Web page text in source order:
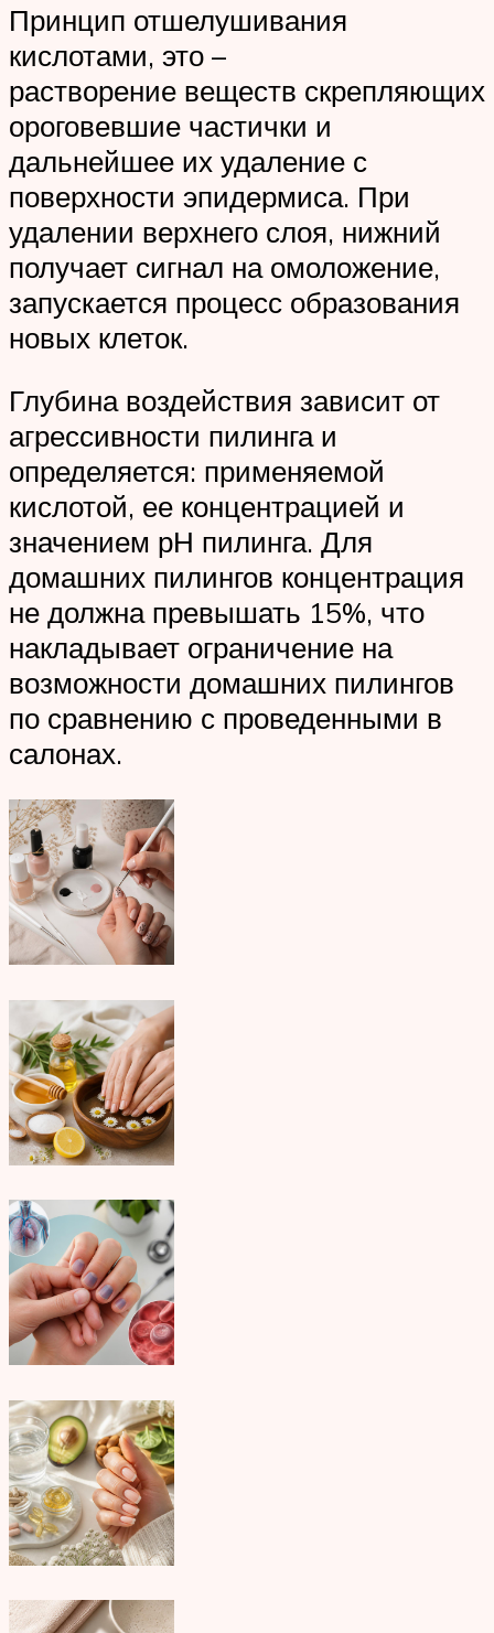
Принцип отшелушивания
кислотами, это –
растворение веществ скрепляющих
ороговевшие частички и
дальнейшее их удаление с
поверхности эпидермиса. При
удалении верхнего слоя, нижний
получает сигнал на омоложение,
запускается процесс образования
новых клеток.
Глубина воздействия зависит от
агрессивности пилинга и
определяется: применяемой
кислотой, ее концентрацией и
значением рН пилинга. Для
домашних пилингов концентрация
не должна превышать 15%, что
накладывает ограничение на
возможности домашних пилингов
по сравнению с проведенными в
салонах.